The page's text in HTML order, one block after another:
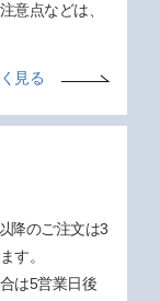
意点などは、
見る
降のご注文は3
す。
は5営業日後